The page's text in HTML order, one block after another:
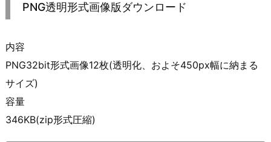
PNG透明形式画像版ダウンロード
内容
PNG32bit形式画像12枚(透明化、およそ450px幅に納まる
サイズ)
容量
346KB(zip形式圧縮)